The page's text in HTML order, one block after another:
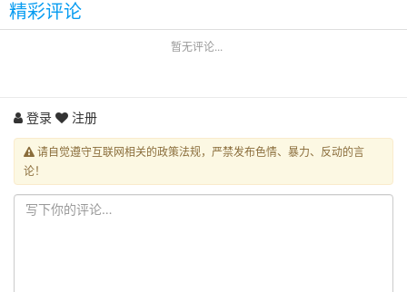
精彩评论
暂无评论...
登录 注册
请自觉遵守互联网相关的政策法规，严禁发布色情、暴力、反动的言
论！